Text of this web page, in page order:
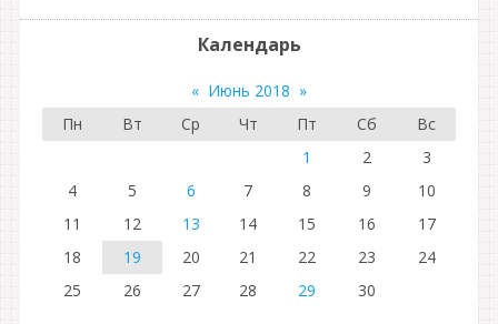
Календарь
« Июнь 2018 »
Пн
Вт Ср Чт Пт Сб
Вс
1
2
3
4
5 6 7 8 9
10
11
12 13 14 15 16
17
18
19 20 21 22 23
24
25
26 27 28 29 30